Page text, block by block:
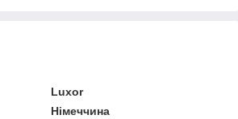
Luxor
Німеччина